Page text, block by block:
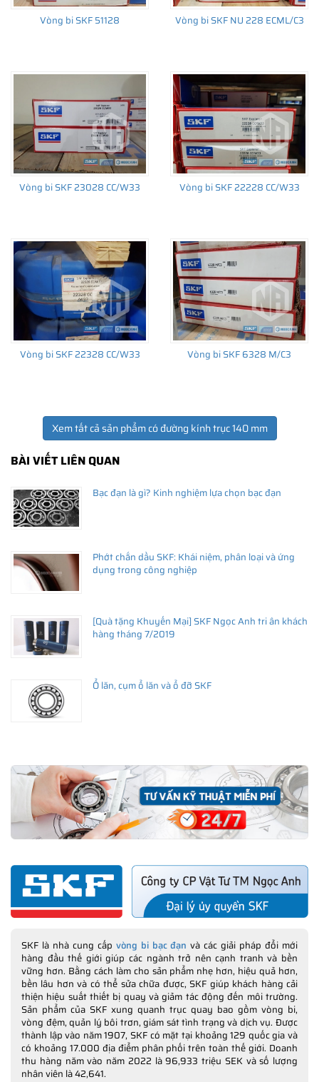
Để có báo giá Phớt SKF 140x170x15 HMSA10 RG tốt nhất, hãy
liên hệ với
SKF Ngọc Anh - Đại lý ủy quyền SKF
SKF Authorized
Distributor
Sản phẩm chính hãng, giao hàng toàn quốc
Vòng bi SKF 51128 Vòng bi SKF NU 228 ECML/C3
Vòng bi SKF 23028 CC/W33 Vòng bi SKF 22228 CC/W33
Vòng bi SKF 22328 CC/W33 Vòng bi SKF 6328 M/C3
Xem tất cả sản phẩm có đường kính trục 140 mm
BÀI VIẾT LIÊN QUAN
Bạc đạn là gì? Kinh nghiệm lựa chọn bạc đạn
Phớt chắn dầu SKF: Khái niệm, phân loại và ứng
dụng trong công nghiệp
[Quà tặng Khuyến Mại] SKF Ngọc Anh tri ân khách
hàng tháng 7/2019
Ổ lăn, cụm ổ lăn và ổ đỡ SKF
SKF là nhà cung cấp vòng bi bạc đạn và các giải pháp đổi mới
hàng đầu thế giới giúp các ngành trở nên cạnh tranh và bền
vững hơn. Bằng cách làm cho sản phẩm nhẹ hơn, hiệu quả hơn,
bền lâu hơn và có thể sửa chữa được, SKF giúp khách hàng cải
thiện hiệu suất thiết bị quay và giảm tác động đến môi trường.
Sản phẩm của SKF xung quanh trục quay bao gồm vòng bi,
vòng đệm, quản lý bôi trơn, giám sát tình trạng và dịch vụ. Được
thành lập vào năm 1907, SKF có mặt tại khoảng 129 quốc gia và
có khoảng 17.000 địa điểm phân phối trên toàn thế giới. Doanh
thu hàng năm vào năm 2022 là 96,933 triệu SEK và số lượng
nhân viên là 42,641.